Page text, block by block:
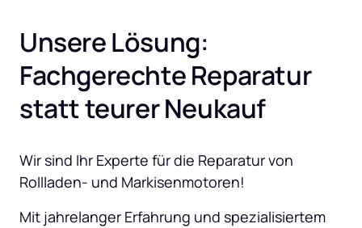
Unsere Lösung:
Fachgerechte Reparatur
statt teurer Neukauf
Wir sind Ihr Experte für die Reparatur von
Rollladen- und Markisenmotoren!
Mit jahrelanger Erfahrung und spezialisiertem